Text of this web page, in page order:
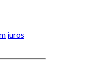
juros